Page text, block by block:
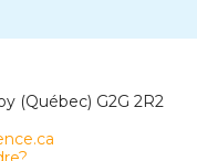
(Québec) G2G 2R2